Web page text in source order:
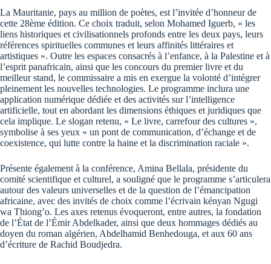
La Mauritanie, pays au million de poètes, est l’invitée d’honneur de
cette 28ème édition. Ce choix traduit, selon Mohamed Iguerb, « les
liens historiques et civilisationnels profonds entre les deux pays, leurs
références spirituelles communes et leurs affinités littéraires et
artistiques ». Outre les espaces consacrés à l’enfance, à la Palestine et à
l’esprit panafricain, ainsi que les concours du premier livre et du
meilleur stand, le commissaire a mis en exergue la volonté d’intégrer
pleinement les nouvelles technologies. Le programme inclura une
application numérique dédiée et des activités sur l’intelligence
artificielle, tout en abordant les dimensions éthiques et juridiques que
cela implique. Le slogan retenu, « Le livre, carrefour des cultures »,
symbolise à ses yeux « un pont de communication, d’échange et de
coexistence, qui lutte contre la haine et la discrimination raciale ».
Présente également à la conférence, Amina Bellala, présidente du
comité scientifique et culturel, a souligné que le programme s’articulera
autour des valeurs universelles et de la question de l’émancipation
africaine, avec des invités de choix comme l’écrivain kényan Ngugi
wa Thiong’o. Les axes retenus évoqueront, entre autres, la fondation
de l’État de l’Émir Abdelkader, ainsi que deux hommages dédiés au
doyen du roman algérien, Abdelhamid Benhedouga, et aux 60 ans
d’écriture de Rachid Boudjedra.